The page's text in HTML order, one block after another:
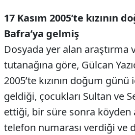
17 Kasım 2005’te kızının
Bafra’ya gelmiş
Dosyada yer alan araştırma
tutanağına göre, Gülcan
2005’te kızının doğum günü
geldiği, çocukları Sultan ve
ettiği, bir süre sonra köyden
telefon numarası verdiği ve